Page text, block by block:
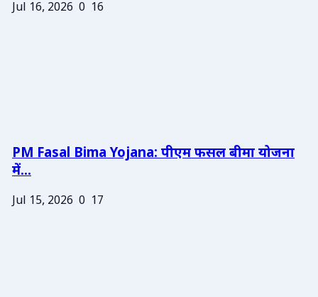
Jul 16, 2026 0 16
PM Fasal Bima Yojana: पीएम फसल बीमा योजना
में...
Jul 15, 2026 0 17